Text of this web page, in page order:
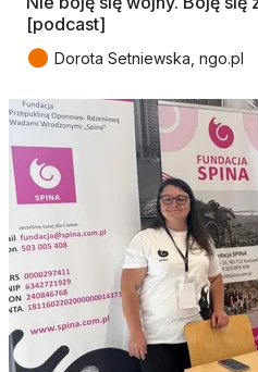
[podcast]
● Dorota Setniewska, ngo.pl